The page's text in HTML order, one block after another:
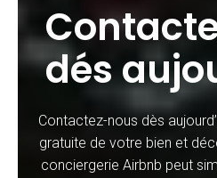
dés
Contactez-nous dès
gratuite de votre bien et
conciergerie Airbnb peut